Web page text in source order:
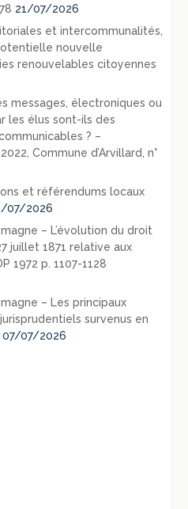
21/07/2026
et intercommunalités,
nouvelle
renouvelables citoyennes
messages, électroniques ou
les élus sont-ils des
? –
Commune d’Arvillard, n°
et référendums locaux
07/2026
– L’évolution du droit
juillet 1871 relative aux
1972 p. 1107-1128
– Les principaux
survenus en
07/07/2026